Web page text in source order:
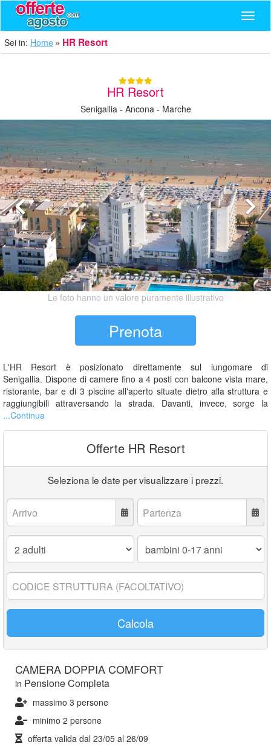
Sei in: Home HR Resort
HR Resort
Senigallia - Ancona - Marche
Le foto hanno un valore puramente illustrativo
Prenota
L'HR Resort è posizionato direttamente sul lungomare di
Senigallia. Dispone di camere fino a 4 posti con balcone vista mare,
ristorante, bar e di 3 piscine all'aperto situate dietro alla struttura e
raggiungibili attraversando la strada. Davanti, invece, sorge la
...Continua
Offerte HR Resort
Seleziona le date per visualizzare i prezzi.
Arrivo: Partenza:
Adulti:
Bambini
17
Codice
struttura:
Calcola
CAMERA DOPPIA COMFORT
in Pensione Completa
massimo 3 persone
minimo 2 persone
offerta valida dal 23/05 al 26/09